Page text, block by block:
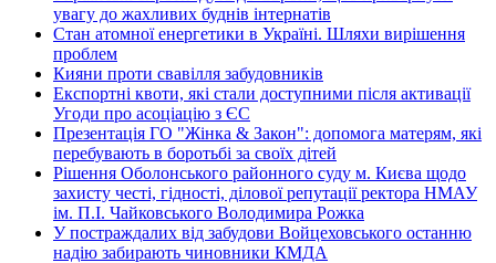
увагу до жахливих буднів інтернатів
Стан атомної енергетики в Україні. Шляхи вирішення
проблем
Кияни проти свавілля забудовників
Експортні квоти, які стали доступними після активації
Угоди про асоціацію з ЄС
Презентація ГО "Жінка & Закон": допомога матерям, які
перебувають в боротьбі за своїх дітей
Рішення Оболонського районного суду м. Києва щодо
захисту честі, гідності, ділової репутації ректора НМАУ
ім. П.І. Чайковського Володимира Рожка
У постраждалих від забудови Войцеховського останню
надію забирають чиновники КМДА